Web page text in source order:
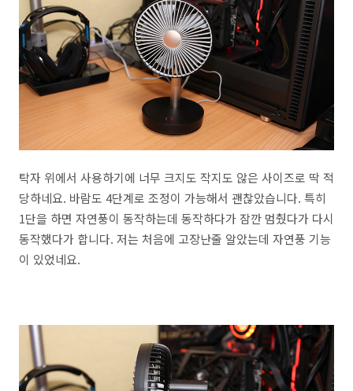
탁자 위에서 사용하기에 너무 크지도 작지도 않은 사이즈로 딱 적
당하네요. 바람도 4단계로 조정이 가능해서 괜찮았습니다. 특히
1단을 하면 자연풍이 동작하는데 동작하다가 잠깐 멈췄다가 다시
동작했다가 합니다. 저는 처음에 고장난줄 알았는데 자연풍 기능
이 있었네요.